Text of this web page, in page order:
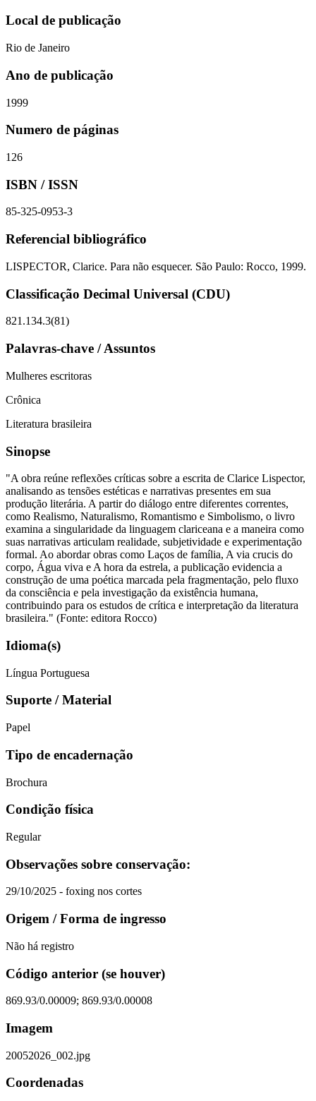
Local de publicação
Rio de Janeiro
Ano de publicação
1999
Numero de páginas
126
ISBN / ISSN
85-325-0953-3
Referencial bibliográfico
LISPECTOR, Clarice. Para não esquecer. São Paulo: Rocco, 1999.
Classificação Decimal Universal (CDU)
821.134.3(81)
Palavras-chave / Assuntos
Mulheres escritoras
Crônica
Literatura brasileira
Sinopse
"A obra reúne reflexões críticas sobre a escrita de Clarice Lispector,
analisando as tensões estéticas e narrativas presentes em sua
produção literária. A partir do diálogo entre diferentes correntes,
como Realismo, Naturalismo, Romantismo e Simbolismo, o livro
examina a singularidade da linguagem clariceana e a maneira como
suas narrativas articulam realidade, subjetividade e experimentação
formal. Ao abordar obras como Laços de família, A via crucis do
corpo, Água viva e A hora da estrela, a publicação evidencia a
construção de uma poética marcada pela fragmentação, pelo fluxo
da consciência e pela investigação da existência humana,
contribuindo para os estudos de crítica e interpretação da literatura
brasileira." (Fonte: editora Rocco)
Idioma(s)
Língua Portuguesa
Suporte / Material
Papel
Tipo de encadernação
Brochura
Condição física
Regular
Observações sobre conservação:
29/10/2025 - foxing nos cortes
Origem / Forma de ingresso
Não há registro
Código anterior (se houver)
869.93/0.00009; 869.93/0.00008
Imagem
20052026_002.jpg
Coordenadas